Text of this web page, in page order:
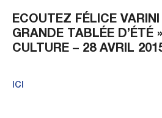
ECOUTEZ FÉLICE
GRANDE TABLÉE D’ÉTÉ
CULTURE – 28 AVRIL
ICI